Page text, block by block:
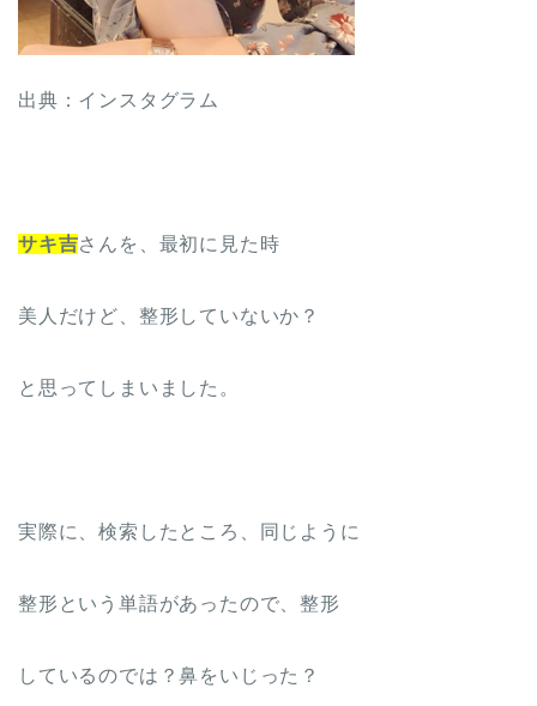
出典：インスタグラム
サキ吉さんを、最初に見た時
美人だけど、整形していないか？
と思ってしまいました。
実際に、検索したところ、同じように
整形という単語があったので、整形
しているのでは？鼻をいじった？